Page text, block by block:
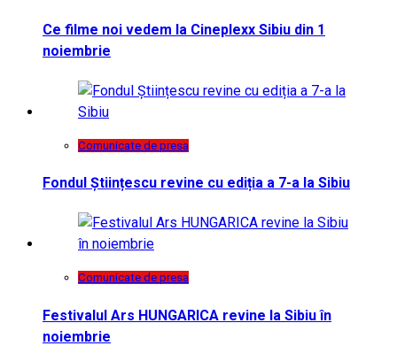
Ce filme noi vedem la Cineplexx Sibiu din 1
noiembrie
Comunicate de presa
Fondul Științescu revine cu ediția a 7-a la Sibiu
Comunicate de presa
Festivalul Ars HUNGARICA revine la Sibiu în
noiembrie